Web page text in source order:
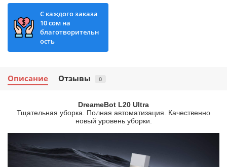
С каждого заказа
10 сом на
благотворительн
ость
Описание Отзывы 0
DreameBot L20 Ultra
Тщательная уборка. Полная автоматизация. Качественно
новый уровень уборки.